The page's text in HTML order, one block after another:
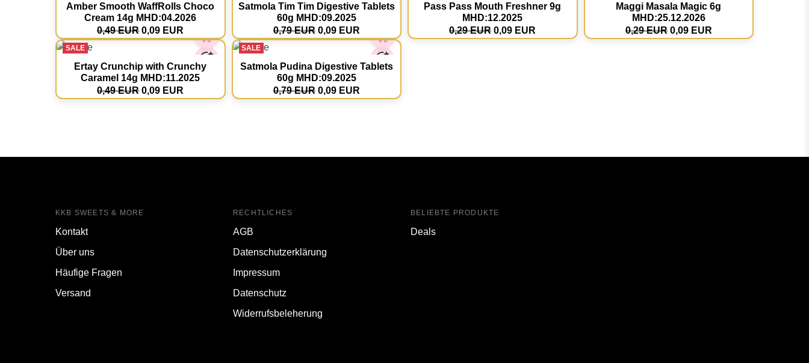
Amber Smooth WaffRolls Choco
Cream 14g MHD:04.2026
0,49 EUR 0,09 EUR
Satmola Tim Tim Digestive Tablets
60g MHD:09.2025
0,79 EUR 0,09 EUR
Pass Pass Mouth Freshner 9g
MHD:12.2025
0,29 EUR 0,09 EUR
Maggi Masala Magic 6g
MHD:25.12.2026
0,29 EUR 0,09 EUR
SALE
Ertay Crunchip with Crunchy
Caramel 14g MHD:11.2025
0,49 EUR 0,09 EUR
SALE
Satmola Pudina Digestive Tablets
60g MHD:09.2025
0,79 EUR 0,09 EUR
KKB SWEETS & MORE
Kontakt
Über uns
Häufige Fragen
Versand
RECHTLICHES
AGB
Datenschutzerklärung
Impressum
Datenschutz
Widerrufsbeleherung
BELIEBTE PRODUKTE
Deals